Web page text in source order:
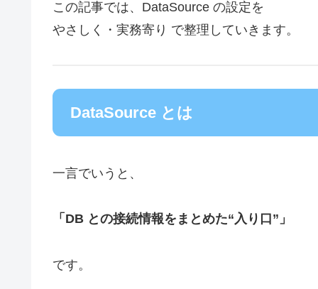
この記事では、DataSource の設定を
やさしく・実務寄り で整理していきます。
DataSource とは
一言でいうと、
「DB との接続情報をまとめた“入り口”」
です。